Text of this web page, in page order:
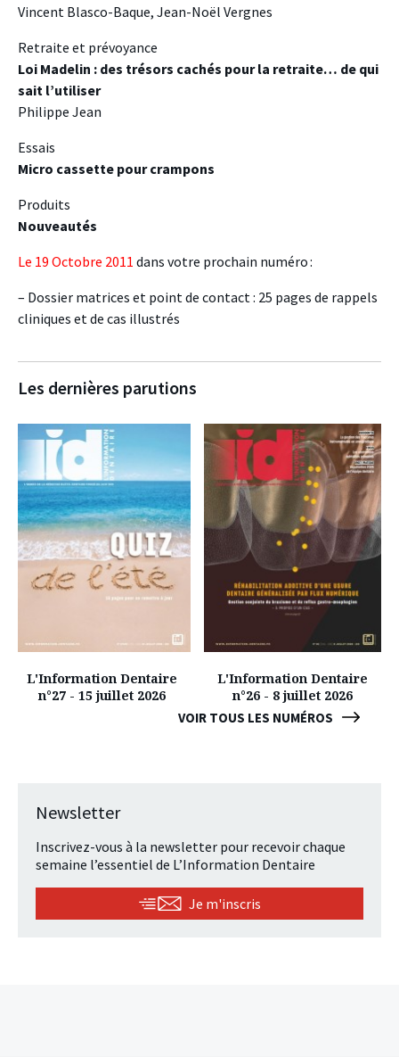
Vincent Blasco-Baque, Jean-Noël Vergnes
Retraite et prévoyance
Loi Madelin : des trésors cachés pour la retraite… de qui
sait l’utiliser
Philippe Jean
Essais
Micro cassette pour crampons
Produits
Nouveautés
Le 19 Octobre 2011 dans votre prochain numéro :
– Dossier matrices et point de contact : 25 pages de rappels
cliniques et de cas illustrés
Les dernières parutions
VOIR TOUS LES NUMÉROS
L'Information Dentaire
n°27 - 15 juillet 2026
L'Information Dentaire
n°26 - 8 juillet 2026
Newsletter
Inscrivez-vous à la newsletter pour recevoir chaque
semaine l’essentiel de L’Information Dentaire
Je m'inscris